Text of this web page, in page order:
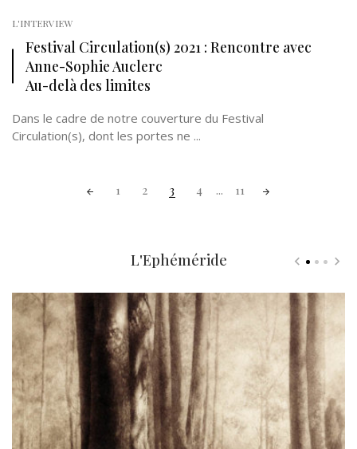
L'INTERVIEW
Festival Circulation(s) 2021 : Rencontre avec
Anne-Sophie Auclerc
Au-delà des limites
Dans le cadre de notre couverture du Festival
Circulation(s), dont les portes ne ...
1 2 3 4 ... 11
L'Ephéméride